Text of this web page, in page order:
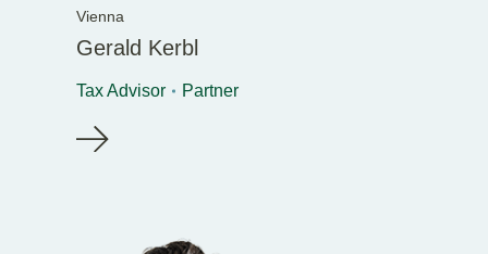
Vienna
Gerald Kerbl
Tax Advisor Partner